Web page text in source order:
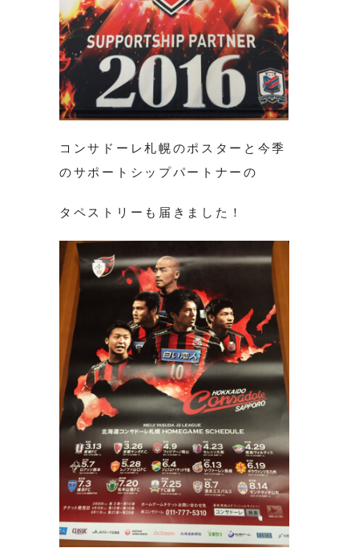
コンサドーレ札幌のポスターと今季
のサポートシップパートナーの
タペストリーも届きました！